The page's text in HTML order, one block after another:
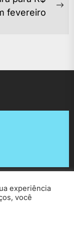
fevereiro
experiência
você